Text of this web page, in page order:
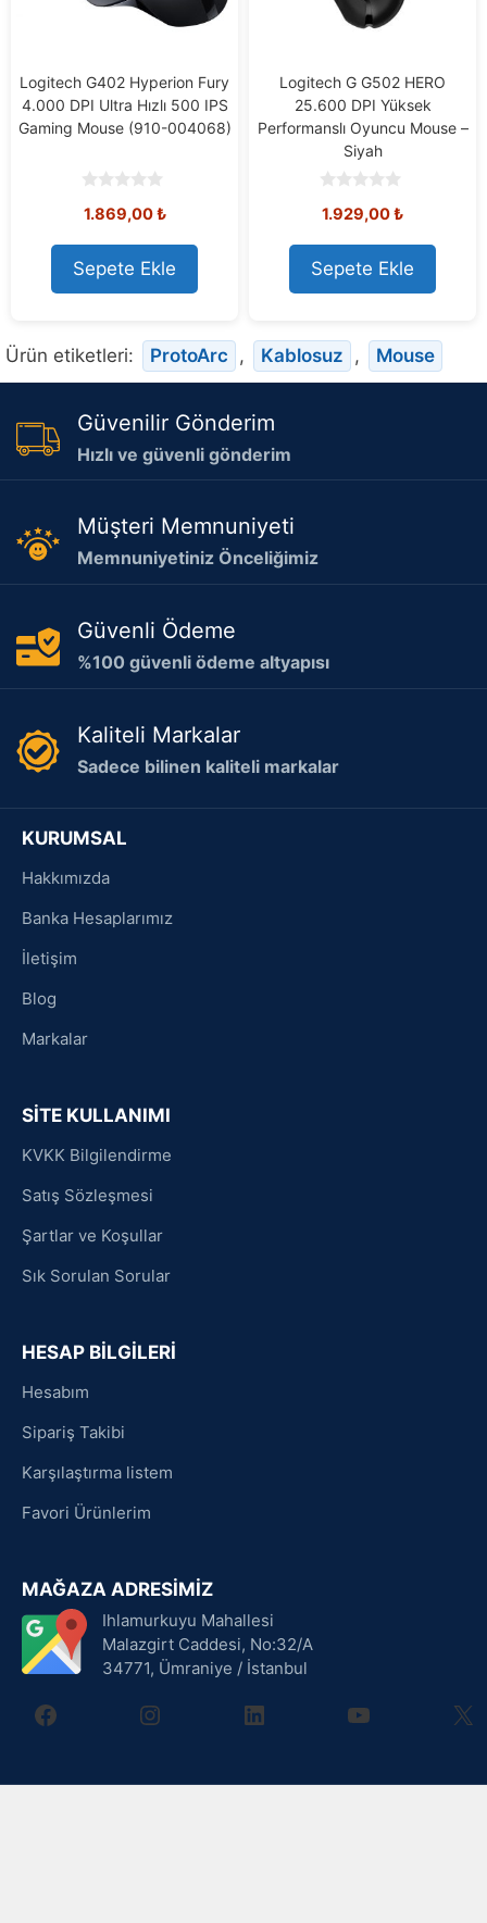
Logitech G402 Hyperion Fury
4.000 DPI Ultra Hızlı 500 IPS
Gaming Mouse (910-004068)
o
t
o
f
5
1.869,00₺
Sepete Ekle
Logitech G G502 HERO
25.600 DPI Yüksek
Performanslı Oyuncu Mouse –
Siyah
o
t
o
f
5
1.929,00₺
Sepete Ekle
Ürün etiketleri: ProtoArc , Kablosuz , Mouse
Güvenilir Gönderim
Hızlı ve güvenli gönderim
Müşteri Memnuniyeti
Memnuniyetiniz Önceliğimiz
Güvenli Ödeme
%100 güvenli ödeme altyapısı
Kaliteli Markalar
Sadece bilinen kaliteli markalar
KURUMSAL
Hakkımızda
Banka Hesaplarımız
İletişim
Blog
Markalar
SİTE KULLANIMI
KVKK Bilgilendirme
Satış Sözleşmesi
Şartlar ve Koşullar
Sık Sorulan Sorular
HESAP BİLGİLERİ
Hesabım
Sipariş Takibi
Karşılaştırma listem
Favori Ürünlerim
MAĞAZA ADRESİMİZ
Ihlamurkuyu Mahallesi
Malazgirt Caddesi, No:32/A
34771, Ümraniye / İstanbul
facebookinstagramlinkedin youtube X